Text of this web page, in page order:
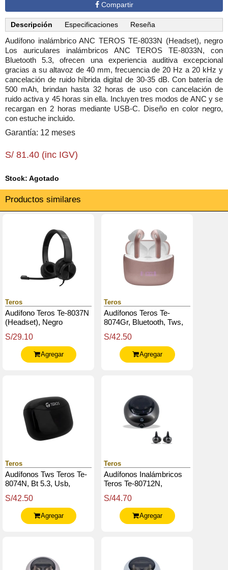
Compartir
Descripción Especificaciones Reseña
Audífono inalámbrico ANC TEROS TE-8033N (Headset), negro
Los auriculares inalámbricos ANC TEROS TE-8033N, con
Bluetooth 5.3, ofrecen una experiencia auditiva excepcional
gracias a su altavoz de 40 mm, frecuencia de 20 Hz a 20 kHz y
cancelación de ruido híbrida digital de 30-35 dB. Con batería de
500 mAh, brindan hasta 32 horas de uso con cancelación de
ruido activa y 45 horas sin ella. Incluyen tres modos de ANC y se
recargan en 2 horas mediante USB-C. Diseño en color negro,
con estuche incluido.
Garantía: 12 meses
S/ 81.40 (inc IGV)
Stock: Agotado
Productos similares
Teros
Audífono Teros Te-8037N
(Headset), Negro
S/29.10
Agregar
Teros
Audífonos Teros Te-
8074Gr, Bluetooth, Tws,
S/42.50
Agregar
Teros
Audífonos Tws Teros Te-
8074N, Bt 5.3, Usb,
S/42.50
Agregar
Teros
Audífonos Inalámbricos
Teros Te-80712N,
Negro Titanium
S/44.70
Agregar